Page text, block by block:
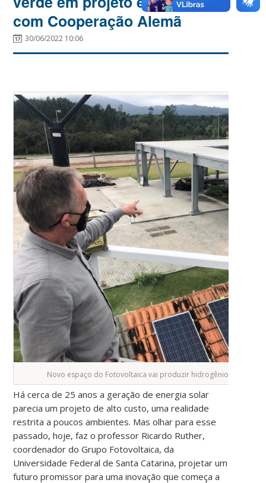
com Cooperação Alemã
30/06/2022 10:06
Novo espaço do Fotovoltaica vai produzir hidrogênio verde
Há cerca de 25 anos a geração de energia solar
parecia um projeto de alto custo, uma realidade
restrita a poucos ambientes. Mas olhar para esse
passado, hoje, faz o professor Ricardo Ruther,
coordenador do Grupo Fotovoltaica, da
Universidade Federal de Santa Catarina, projetar um
futuro promissor para uma inovação que começa a